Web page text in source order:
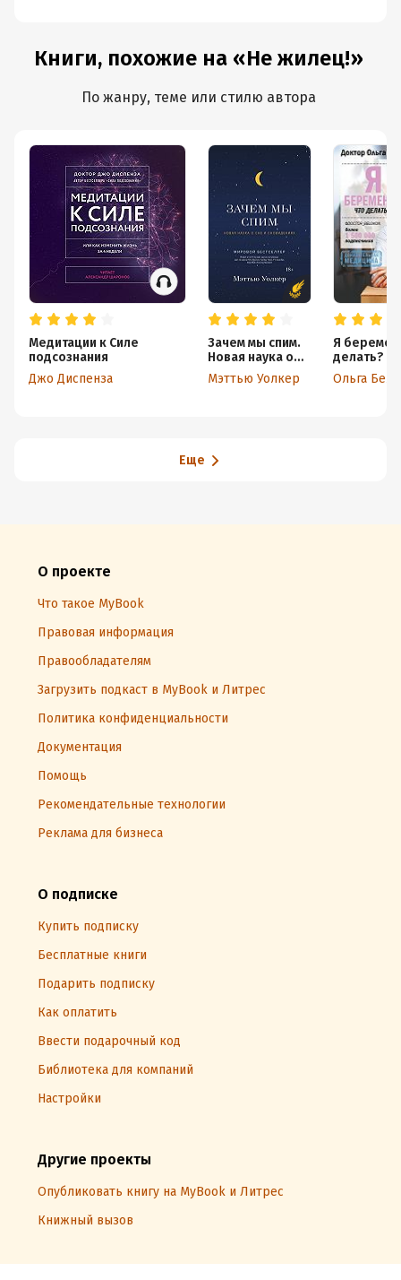
Книги, похожие на «Не жилец!»
По жанру, теме или стилю автора
Медитации к Силе
подсознания
Джо Диспенза
Зачем мы спим.
Новая наука о
сне и
сновидениях
Мэттью Уолкер
Я
делать?
Ольга
Еще
О проекте
Что такое MyBook
Правовая информация
Правообладателям
Загрузить подкаст в MyBook и Литрес
Политика конфиденциальности
Документация
Помощь
Рекомендательные технологии
Реклама для бизнеса
О подписке
Купить подписку
Бесплатные книги
Подарить подписку
Как оплатить
Ввести подарочный код
Библиотека для компаний
Настройки
Другие проекты
Опубликовать книгу на MyBook и Литрес
Книжный вызов